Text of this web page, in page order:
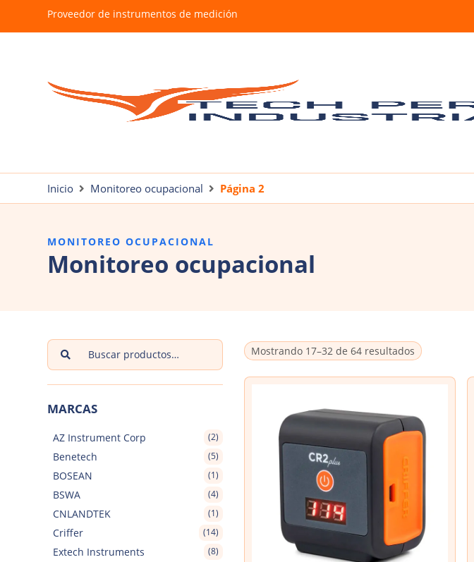
Proveedor de instrumentos de medición
Inicio Monitoreo ocupacional Página 2
MONITOREO OCUPACIONAL
Monitoreo ocupacional
Buscar
por:
MARCAS
AZ Instrument Corp (2)
Benetech (5)
BOSEAN (1)
BSWA (4)
CNLANDTEK (1)
Criffer (14)
Extech Instruments (8)
Mostrando 17–32 de 64 resultados